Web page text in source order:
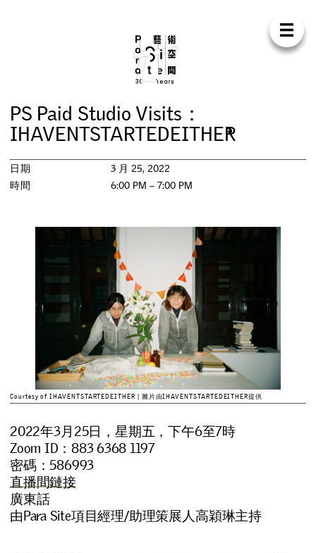
Para
我們 支持
展覽
活動
工作坊
PS Paid Studio Visits ：
IHAVENTSTARTEDEITHER
日期
3 月 25, 2022
時間
6:00 PM – 7:00 PM
Courtesy of IHAVENTSTARTEDEITHER | 圖片由IHAVENTSTARTEDEITHER提供
2022年3月25日，星期五，下午6至7時
Zoom ID：883 6368 1197
密碼：586993
直播間鏈接
廣東話
由Para Site項目經理/助理策展人高穎琳主持